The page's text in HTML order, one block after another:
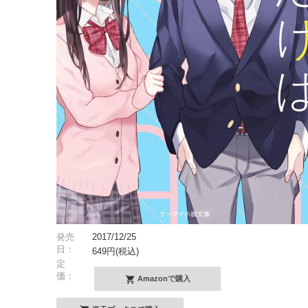
発売
日：
2017/12/25
定
価：
649円(税込)
Amazonで購入